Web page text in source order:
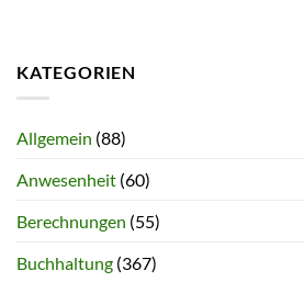
KATEGORIEN
Allgemein (88)
Anwesenheit (60)
Berechnungen (55)
Buchhaltung (367)